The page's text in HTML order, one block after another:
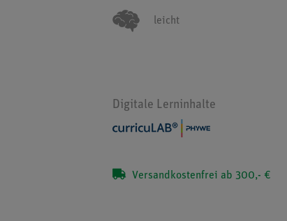
leicht
Digitale Lerninhalte
Versandkostenfrei ab 300,- €